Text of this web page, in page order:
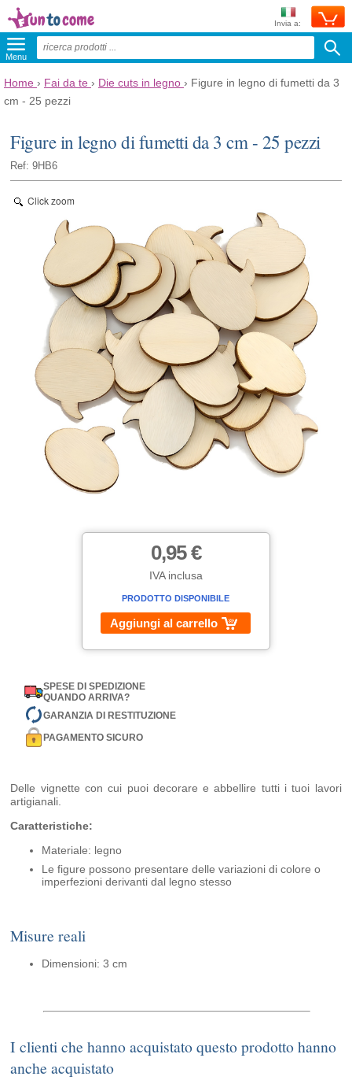
Invia a:
Menu
Home › Fai da te › Die cuts in legno › Figure in legno di fumetti da 3
cm - 25 pezzi
Figure in legno di fumetti da 3 cm - 25 pezzi
Ref: 9HB6
Click zoom
0,95 €
IVA inclusa
PRODOTTO DISPONIBILE
Aggiungi al carrello
SPESE DI SPEDIZIONE
QUANDO ARRIVA?
GARANZIA DI RESTITUZIONE
PAGAMENTO SICURO
Delle vignette con cui puoi decorare e abbellire tutti i tuoi lavori
artigianali.
Caratteristiche:
Materiale: legno
Le figure possono presentare delle variazioni di colore o
imperfezioni derivanti dal legno stesso
Misure reali
Dimensioni: 3 cm
I clienti che hanno acquistato questo prodotto hanno
anche acquistato